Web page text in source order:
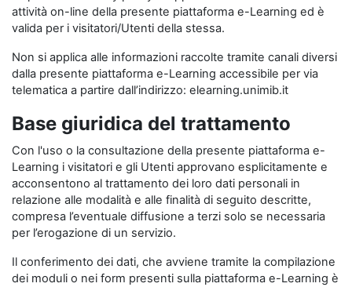
attività on-line della presente piattaforma e-Learning ed è
valida per i visitatori/Utenti della stessa.
Non si applica alle informazioni raccolte tramite canali diversi
dalla presente piattaforma e-Learning accessibile per via
telematica a partire dall’indirizzo: elearning.unimib.it
Base giuridica del trattamento
Con l'uso o la consultazione della presente piattaforma e-
Learning i visitatori e gli Utenti approvano esplicitamente e
acconsentono al trattamento dei loro dati personali in
relazione alle modalità e alle finalità di seguito descritte,
compresa l’eventuale diffusione a terzi solo se necessaria
per l’erogazione di un servizio.
Il conferimento dei dati, che avviene tramite la compilazione
dei moduli o nei form presenti sulla piattaforma e-Learning è